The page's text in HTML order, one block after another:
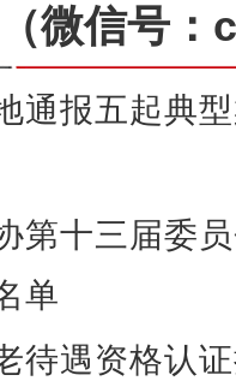
（微信号
通报五起典
第十三届委
单
待遇资格认